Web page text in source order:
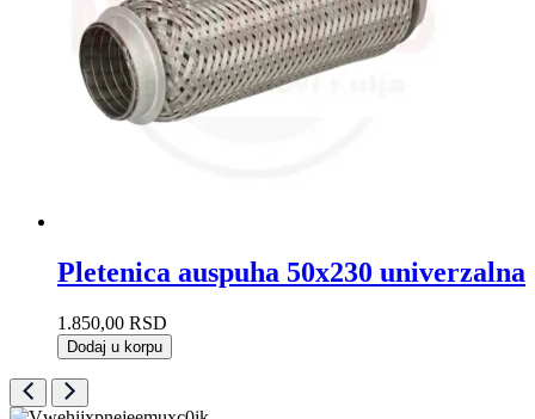
Pletenica auspuha 50x230 univerzalna
1.850,00 RSD
Dodaj u korpu